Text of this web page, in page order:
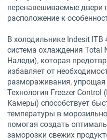
перенавешиваемые двери
расположение к
В холодильнике Indesit ITB
система охлаждения Total
Наледи), которая
избавляет от
размораживания, упрощая
Технология Freezer
Камеры) способствует
температуры в
помогая создать
заморозки свежих